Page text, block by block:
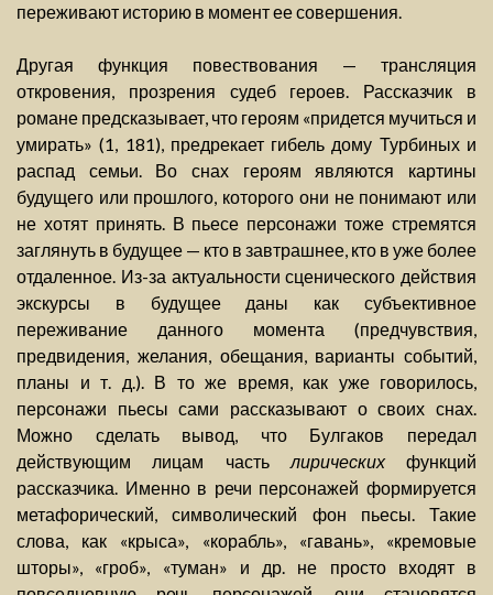
переживают историю в момент ее совершения.
Другая функция повествования — трансляция
откровения, прозрения судеб героев. Рассказчик в
романе предсказывает, что героям «придется мучиться и
умирать» (1, 181), предрекает гибель дому Турбиных и
распад семьи. Во снах героям являются картины
будущего или прошлого, которого они не понимают или
не хотят принять. В пьесе персонажи тоже стремятся
заглянуть в будущее — кто в завтрашнее, кто в уже более
отдаленное. Из-за актуальности сценического действия
экскурсы в будущее даны как субъективное
переживание данного момента (предчувствия,
предвидения, желания, обещания, варианты событий,
планы и т. д.). В то же время, как уже говорилось,
персонажи пьесы сами рассказывают о своих снах.
Можно сделать вывод, что Булгаков передал
действующим лицам часть лирическихфункций
рассказчика. Именно в речи персонажей формируется
метафорический, символический фон пьесы. Такие
слова, как «крыса», «корабль», «гавань», «кремовые
шторы», «гроб», «туман» и др. не просто входят в